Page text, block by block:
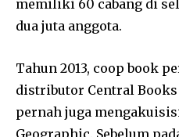
memiliki 60 cabang di
dua juta anggota.
Tahun 2013, coop book
distributor Central Books
pernah juga
Geographic. Sebelum